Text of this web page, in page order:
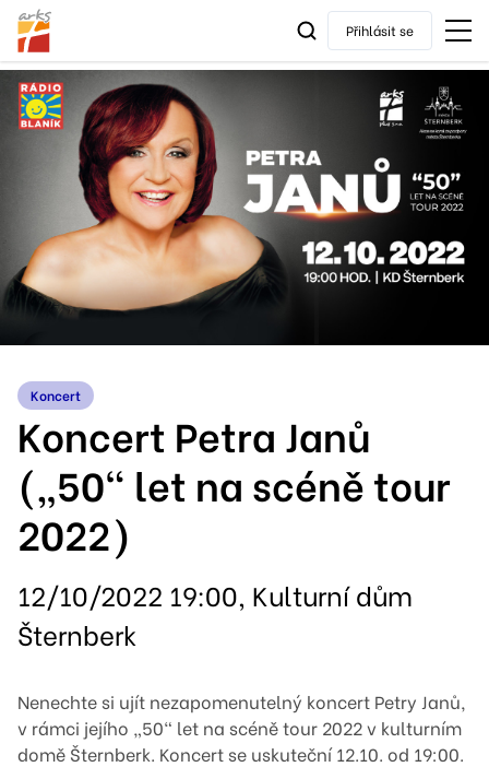
Přihlásit se
Koncert
Koncert Petra Janů
(„50“ let na scéně tour
2022)
12/10/2022 19:00, Kulturní dům
Šternberk
Nenechte si ujít nezapomenutelný koncert Petry Janů,
v rámci jejího „50“ let na scéně tour 2022 v kulturním
domě Šternberk. Koncert se uskuteční 12.10. od 19:00.